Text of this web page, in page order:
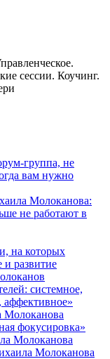
сессии. Коучинг.
группа, не
вам нужно
Молоканова:
не работают в
на которых
и развитие
системное,
аффективное»
Молоканова
фокусировка»
Молоканова
Молоканова